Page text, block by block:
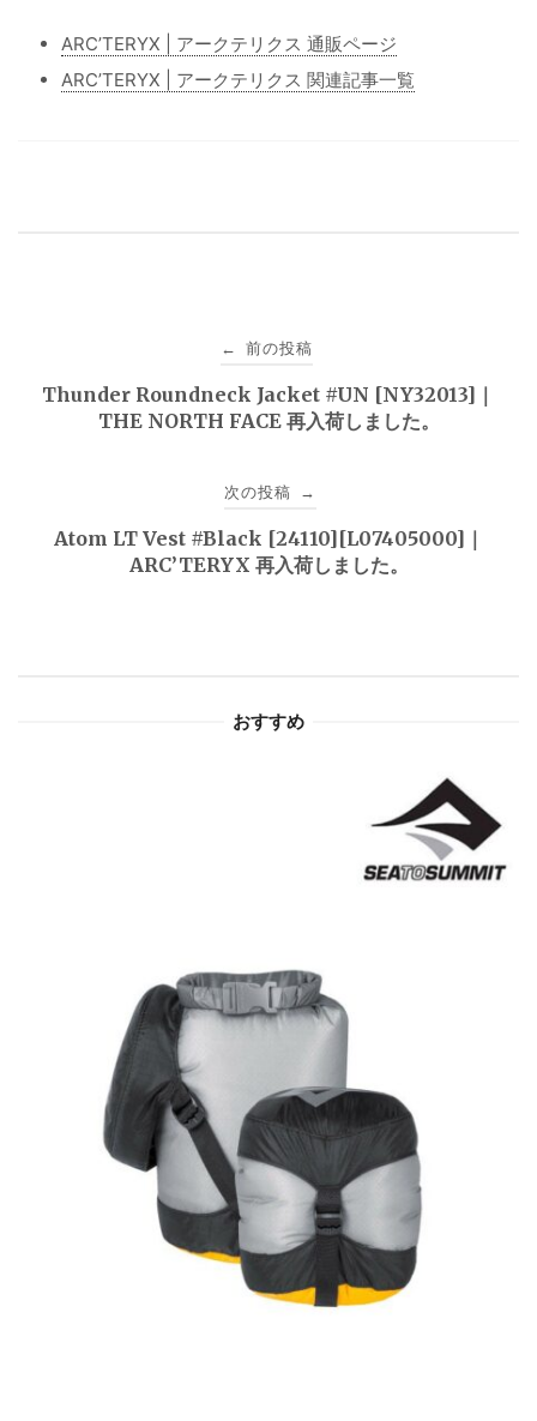
ARC’TERYX | アークテリクス 通販ページ
ARC’TERYX | アークテリクス 関連記事一覧
← 前の投稿
Thunder Roundneck Jacket #UN [NY32013]｜
THE NORTH FACE 再入荷しました。
次の投稿 →
Atom LT Vest #Black [24110][L07405000]｜
ARC’TERYX 再入荷しました。
おすすめ